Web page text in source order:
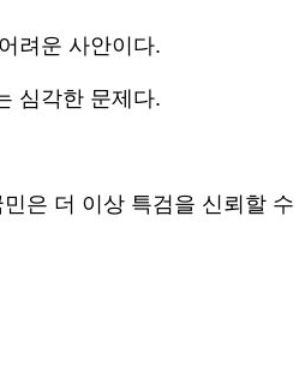
려운 사안이다.
심각한 문제다.
은 더 이상 특검을 신뢰할 수